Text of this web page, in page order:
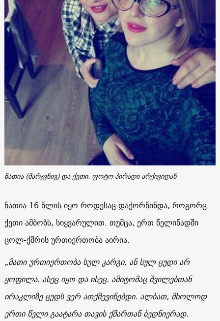
ნათია (მარჯვნივ) და ქეთი. ფოტო პირადი არქივიდან
ნათია 16 წლის იყო როდესაც დაქორწინდა, როგორც
ქეთი ამბობს, სიყვარულით. თუმცა, ერთ წელიწადში
ცოლ-ქმრის ურთიერთობა აირია.
„მათი ურთიერთობა სულ კარგი, ან სულ ცუდი არ
ყოფილა. ასეც იყო და ისეც. ამიტომაც შვილებთან
ირაკლიზე ცუდს ვერ ათქმევინებდი. ალბათ, მხოლოდ
ერთი წელი გაატარა თავის ქმართან ბედნიერად.